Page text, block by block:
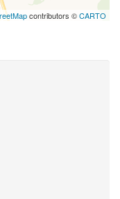
contributors ©CARTO